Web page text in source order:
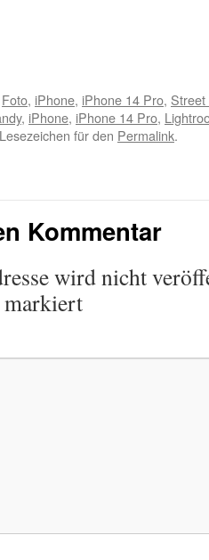
Foto, iPhone, iPhone 14 Pro,
, iPhone, iPhone 14 Pro,
für den Permalink.
Kommentar
wird nicht
markiert